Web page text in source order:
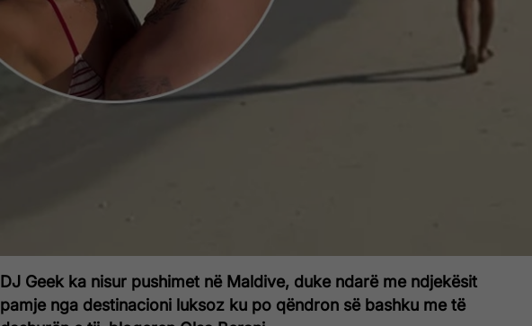
DJ Geek ka nisur pushimet në Maldive, duke ndarë me ndjekësit
pamje nga destinacioni luksoz ku po qëndron së bashku me të